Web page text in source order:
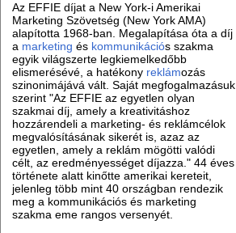
Az EFFIE díjat a New York-i Amerikai
Marketing Szövetség (New York AMA)
alapította 1968-ban. Megalapítása óta a díj
a marketing és kommunikációs szakma
egyik világszerte legkiemelkedőbb
elismerésévé, a hatékony reklámozás
szinonimájává vált. Saját megfogalmazásuk
szerint "Az EFFIE az egyetlen olyan
szakmai díj, amely a kreativitáshoz
hozzárendeli a marketing- és reklámcélok
megvalósításának sikerét is, azaz az
egyetlen, amely a reklám mögötti valódi
célt, az eredményességet díjazza." 44 éves
története alatt kinőtte amerikai kereteit,
jelenleg több mint 40 országban rendezik
meg a kommunikációs és marketing
szakma eme rangos versenyét.